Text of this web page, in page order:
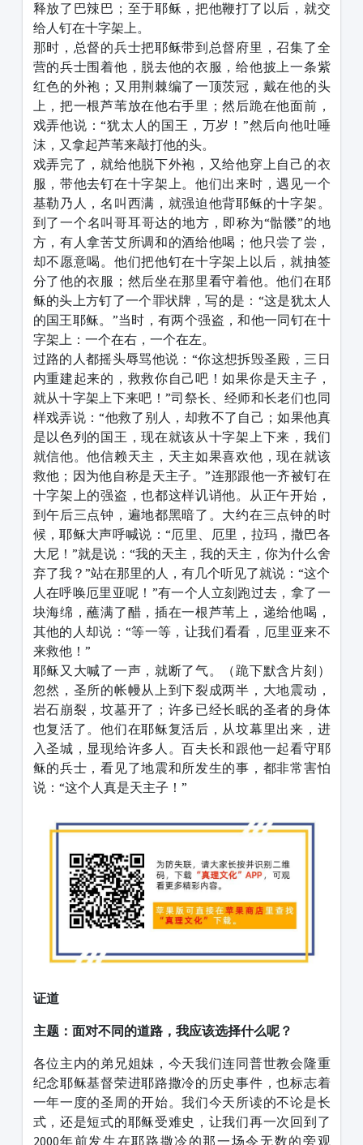
释放了巴辣巴；至于耶稣，把他鞭打了以后，就交
给人钉在十字架上。
那时，总督的兵士把耶稣带到总督府里，召集了全
营的兵士围着他，脱去他的衣服，给他披上一条紫
红色的外袍；又用荆棘编了一顶茨冠，戴在他的头
上，把一根芦苇放在他右手里；然后跪在他面前，
戏弄他说：“犹太人的国王，万岁！”然后向他吐唾
沫，又拿起芦苇来敲打他的头。
戏弄完了，就给他脱下外袍，又给他穿上自己的衣
服，带他去钉在十字架上。他们出来时，遇见一个
基勒乃人，名叫西满，就强迫他背耶稣的十字架。
到了一个名叫哥耳哥达的地方，即称为“骷髅”的地
方，有人拿苦艾所调和的酒给他喝；他只尝了尝，
却不愿意喝。他们把他钉在十字架上以后，就抽签
分了他的衣服；然后坐在那里看守着他。他们在耶
稣的头上方钉了一个罪状牌，写的是：“这是犹太人
的国王耶稣。”当时，有两个强盗，和他一同钉在十
字架上：一个在右，一个在左。
过路的人都摇头辱骂他说：“你这想拆毁圣殿，三日
内重建起来的，救救你自己吧！如果你是天主子，
就从十字架上下来吧！”司祭长、经师和长老们也同
样戏弄说：“他救了别人，却救不了自己；如果他真
是以色列的国王，现在就该从十字架上下来，我们
就信他。他信赖天主，天主如果喜欢他，现在就该
救他；因为他自称是天主子。”连那跟他一齐被钉在
十字架上的强盗，也都这样讥诮他。从正午开始，
到午后三点钟，遍地都黑暗了。大约在三点钟的时
候，耶稣大声呼喊说：“厄里、厄里，拉玛，撒巴各
大尼！”就是说：“我的天主，我的天主，你为什么舍
弃了我？”站在那里的人，有几个听见了就说：“这个
人在呼唤厄里亚呢！”有一个人立刻跑过去，拿了一
块海绵，蘸满了醋，插在一根芦苇上，递给他喝，
其他的人却说：“等一等，让我们看看，厄里亚来不
来救他！”
耶稣又大喊了一声，就断了气。（跪下默含片刻）
忽然，圣所的帐幔从上到下裂成两半，大地震动，
岩石崩裂，坟墓开了；许多已经长眠的圣者的身体
也复活了。他们在耶稣复活后，从坟幕里出来，进
入圣城，显现给许多人。百夫长和跟他一起看守耶
稣的兵士，看见了地震和所发生的事，都非常害怕
说：“这个人真是天主子！”
证道
主题： 面对不同的道路，我应该选择什么呢？
各位主内的弟兄姐妹，今天我们连同普世教会隆重
纪念耶稣基督荣进耶路撒冷的历史事件，也标志着
一年一度的圣周的开始。我们今天所读的不论是长
式，还是短式的耶稣受难史，让我们再一次回到了
2000年前发生在耶路撒冷的那一场令无数的旁观